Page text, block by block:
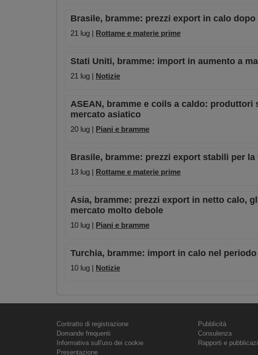
Brasile, bramme: prezzi export in calo
21 lug | Rottame e materie prime
Stati Uniti, bramme: import in aumento a
21 lug | Notizie
ASEAN, bramme e coils a caldo: produttori
mercato asiatico
20 lug | Piani e bramme
Brasile, bramme: prezzi export stabili per
13 lug | Rottame e materie prime
Asia, bramme: prezzi export in netto calo,
mercato molto debole
10 lug | Piani e bramme
Turchia, bramme: import in calo nel
10 lug | Notizie
Contratto di registrazione
Domande frequenti
Informativa sull'uso dei cookie
Presentazione
Pubblicità
Consulenza
Rapporti e